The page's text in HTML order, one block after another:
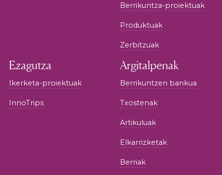
Berrikuntza-proiektuak
Produktuak
Zerbitzuak
Ezagutza
Ikerketa-proiektuak
InnoTrips
Argitalpenak
Berrikuntzen bankua
Txostenak
Artikuluak
Elkarrizketak
Berriak